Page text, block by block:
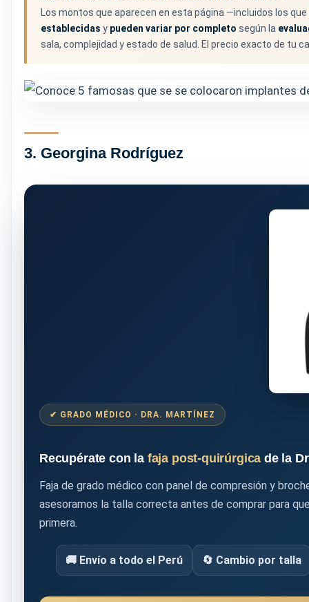
Los montos que aparecen en esta página —incluidos los
establecidas y pueden variar por completo según la
sala, complejidad y estado de salud. El precio exacto de tu
3. Georgina Rodríguez
✔ GRADO MÉDICO · DRA. MARTÍNEZ
Recupérate con la faja post-quirúrgica de la
Faja de grado médico con panel de compresión y
asesoramos la talla correcta antes de comprar para
primera.
🚚 Envío a todo el Perú 🔄 Cambio por talla